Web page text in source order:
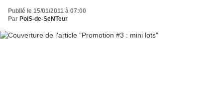
Publié le 15/01/2011 à 07:00
Par PoiS-de-SeNTeur